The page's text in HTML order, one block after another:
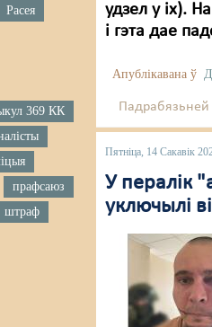
Расея
369 КК
прафсаюз
штраф
удзел у іх).
і гэта дае
Апублікавана ў
Падрабязьней
Пятніца, 14 Сакавік
У пералік
уключылі